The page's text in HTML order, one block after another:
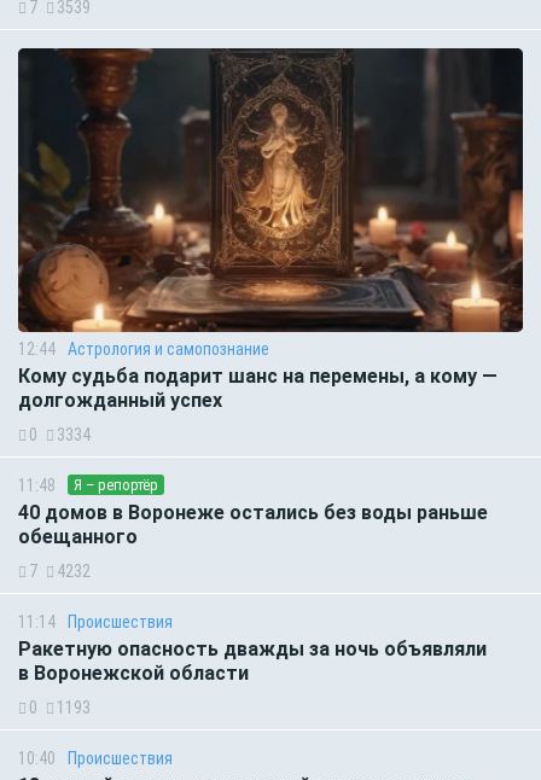
7 3539
12:44 Астрология и самопознание
Кому судьба подарит шанс на перемены, а кому —
долгожданный успех
0 3334
11:48 Я – репортёр
40 домов в Воронеже остались без воды раньше
обещанного
7 4232
11:14 Происшествия
Ракетную опасность дважды за ночь объявляли
в Воронежской области
0 1193
10:40 Происшествия